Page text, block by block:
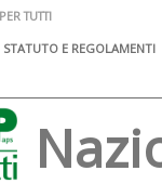
TUTTI
STATUTO E REGOLAMENTI